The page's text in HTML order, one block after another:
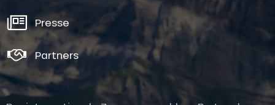
Presse
Partners